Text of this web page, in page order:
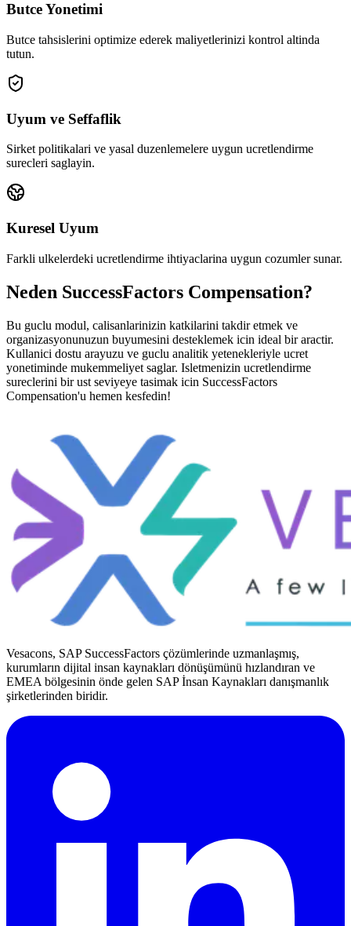
Butce Yonetimi
Butce tahsislerini optimize ederek maliyetlerinizi kontrol altinda
tutun.
Uyum ve Seffaflik
Sirket politikalari ve yasal duzenlemelere uygun ucretlendirme
surecleri saglayin.
Kuresel Uyum
Farkli ulkelerdeki ucretlendirme ihtiyaclarina uygun cozumler sunar.
Neden SuccessFactors Compensation?
Bu guclu modul, calisanlarinizin katkilarini takdir etmek ve
organizasyonunuzun buyumesini desteklemek icin ideal bir aractir.
Kullanici dostu arayuzu ve guclu analitik yetenekleriyle ucret
yonetiminde mukemmeliyet saglar. Isletmenizin ucretlendirme
sureclerini bir ust seviyeye tasimak icin SuccessFactors
Compensation'u hemen kesfedin!
Vesacons, SAP SuccessFactors çözümlerinde uzmanlaşmış,
kurumların dijital insan kaynakları dönüşümünü hızlandıran ve
EMEA bölgesinin önde gelen SAP İnsan Kaynakları danışmanlık
şirketlerinden biridir.